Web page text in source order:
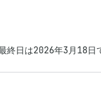
最終日は2026年3月18